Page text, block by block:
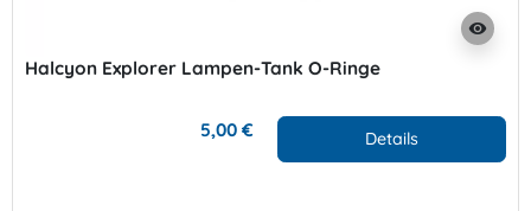
visibility
Halcyon Explorer Lampen-Tank O-Ringe
5,00 € Details